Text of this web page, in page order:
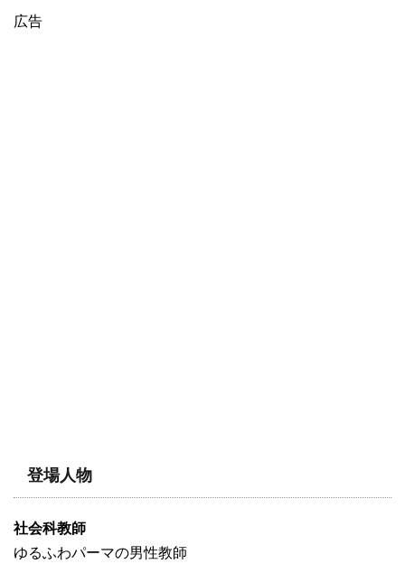
広告
登場人物
社会科教師
ゆるふわパーマの男性教師